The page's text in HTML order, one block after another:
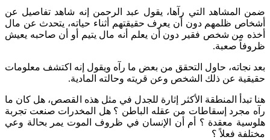
ضمن المشاهد التي رآها، يقول عبد الرحمن إنه شاهد تفاصيل عن
أشخاص ظلمهم دون أن يعرف حقيقتهم أثناء حياته، يتحدث عن مال
أخذه من شخص فقير دون أن يعلم أنه مال يتيم أو أن صاحبه يعيش
ظروفاً صعبة.
بعد نجاته، حاول التحقق من بعض ما رآه ويقول إنه اكتشف معلومات
حقيقية عن ذلك الشخص وعن قريته وحالته المادية.
هنا تبدأ المنطقة الأكثر إثارة للجدل في مثل هذه القصص، هل كان ما
رآه مجرد إسقاطات من عقله الباطن ؟ هل المخدرات صنعت تجربة
هلوسية معقدة ؟ أم أن الإنسان في ظروف الموت يمر بحالة وعي
مختلفة فعلاً ؟